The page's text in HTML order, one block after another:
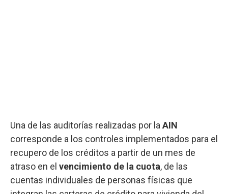
Una de las auditorías realizadas por la AIN
corresponde a los controles implementados para el
recupero de los créditos a partir de un mes de
atraso en el vencimiento de la cuota, de las
cuentas individuales de personas físicas que